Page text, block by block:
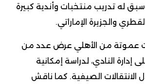
له تدريب منتخبات وأندية كبيرة
والجزيرة الإماراتي.
عموتة من الأهلي عرض عدد من
إدارة النادي، لدراسة إمكانية
الانتقالات الصيفية. كما ناقش